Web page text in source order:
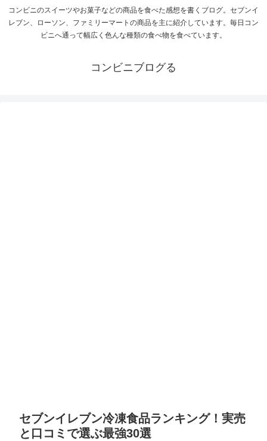
コンビニのスイーツやお菓子などの商品を食べた感想を書くブログ。セブンイ
レブン、ローソン、ファミリーマートの商品を主に紹介しています。毎日コン
ビニへ通って幅広く色んな種類の食べ物を食べています。
コンビニブログる
セブンイレブン冷凍食品ランキング！実売
と口コミで選ぶ最強30選